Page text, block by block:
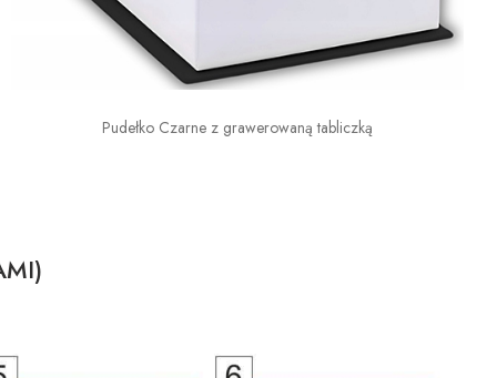
Pudełko Czarne z grawerowaną tabliczką